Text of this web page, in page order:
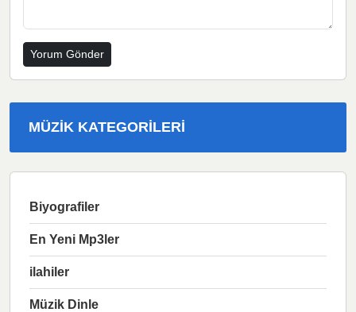
MÜZIK KATEGORILERI
Biyografiler
En Yeni Mp3ler
ilahiler
Müzik Dinle